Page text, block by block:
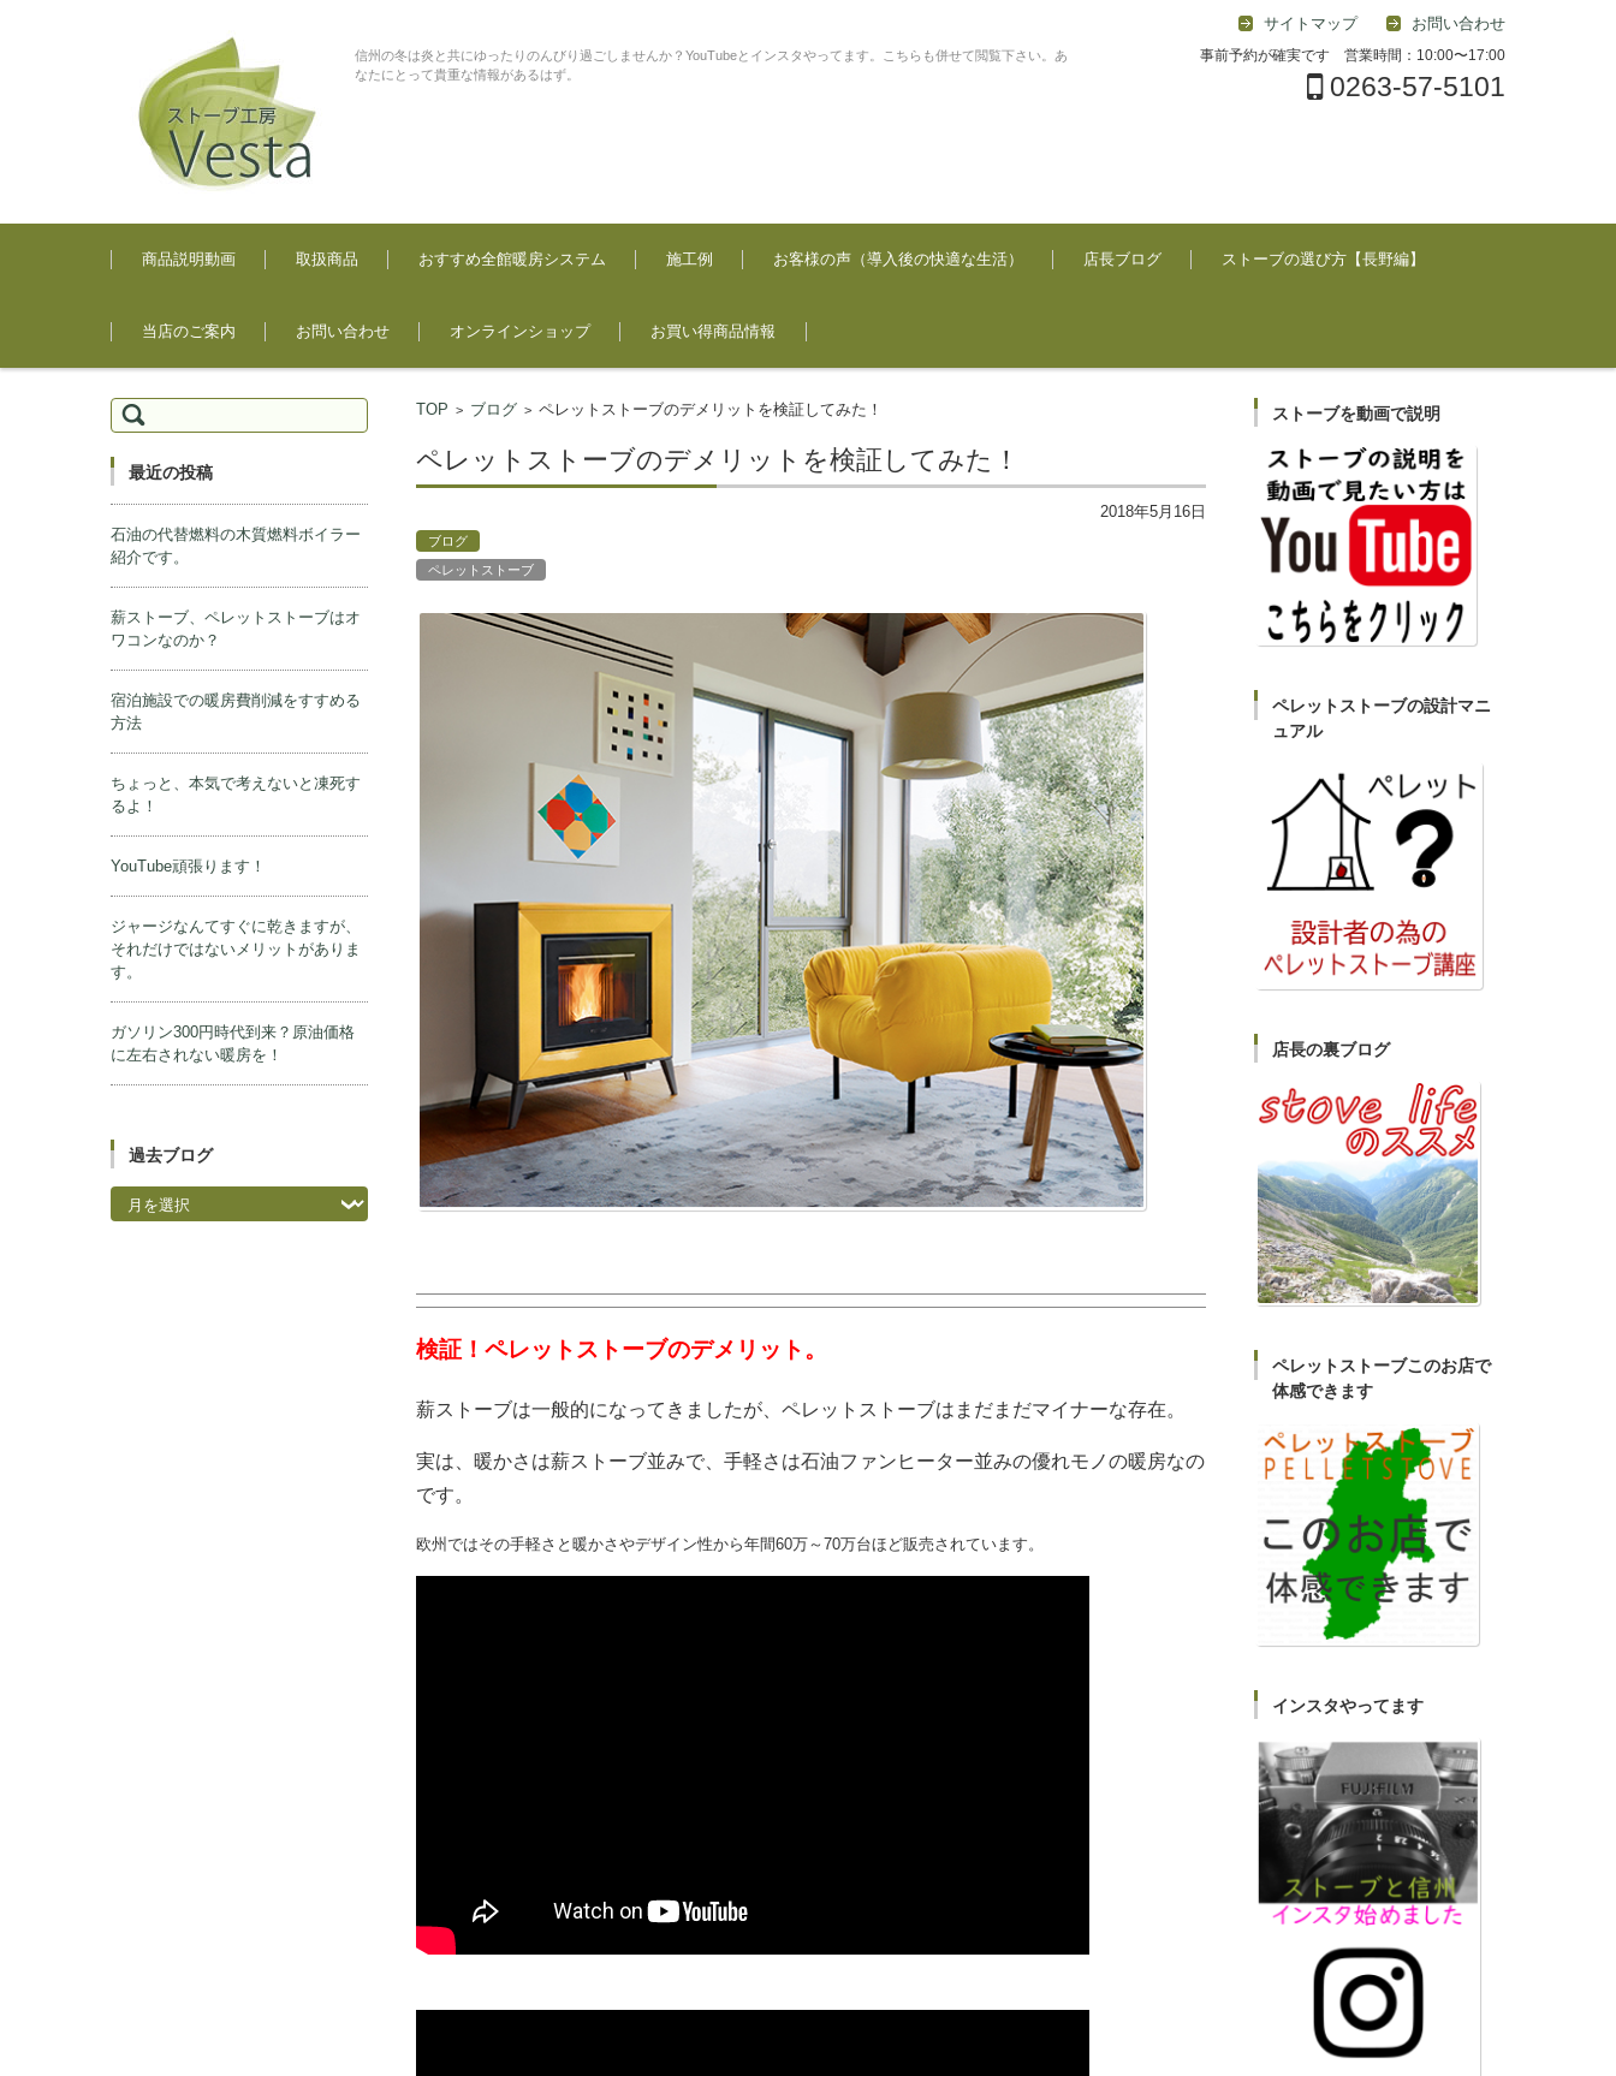
信州の冬は炎と共にゆったりのんびり過ごしませんか？YouTubeとインスタやってます。こちらも併せて閲覧下さい。あ
なたにとって貴重な情報があるはず。
サイトマップ お問い合わせ
事前予約が確実です 営業時間：10:00〜17:00
0263-57-5101
コンテンツに移動
商品説明動画
取扱商品 おすすめ全館暖房システム 施工例 お客様の声（導入後の快適な生活） 店長ブログ ストーブの選び方【長野編】
当店のご案内 お問い合わせ オンラインショップ お買い得商品情報
TOP > ブログ >ペレットストーブのデメリットを検証してみた！
ペレットストーブのデメリットを検証してみた！
2018年5月16日
ブログ
ペレットストーブ
検証！ペレットストーブのデメリット。
薪ストーブは一般的になってきましたが、ペレットストーブはまだまだマイナーな存在。
実は、暖かさは薪ストーブ並みで、手軽さは石油ファンヒーター並みの優れモノの暖房なの
です。
欧州ではその手軽さと暖かさやデザイン性から年間60万～70万台ほど販売されています。
検索:
最近の投稿
石油の代替燃料の木質燃料ボイラー
紹介です。
薪ストーブ、ペレットストーブはオ
ワコンなのか？
宿泊施設での暖房費削減をすすめる
方法
ちょっと、本気で考えないと凍死す
るよ！
YouTube頑張ります！
ジャージなんてすぐに乾きますが、
それだけではないメリットがありま
す。
ガソリン300円時代到来？原油価格
に左右されない暖房を！
過去ブログ
過去ブログ
ストーブを動画で説明
ペレットストーブの設計マニ
ュアル
店長の裏ブログ
ペレットストーブこのお店で
体感できます
インスタやってます